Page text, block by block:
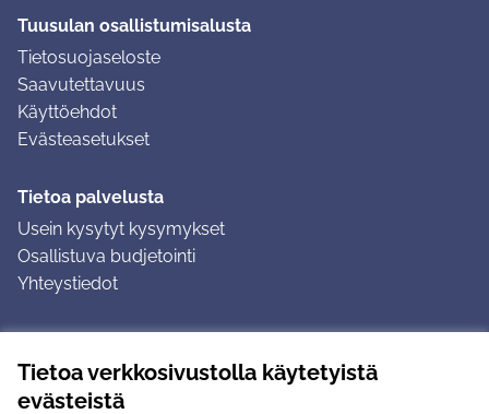
Tietoa verkkosivustolla käytetyistä
evästeistä
Tuusulan osallistumisalusta
Tietosuojaseloste
Saavutettavuus
Käyttöehdot
Evästeasetukset
Tietoa palvelusta
Usein kysytyt kysymykset
Osallistuva budjetointi
Yhteystiedot
Ohjeet kirjautumiseen
Ohjeet kommentin jättämiseen